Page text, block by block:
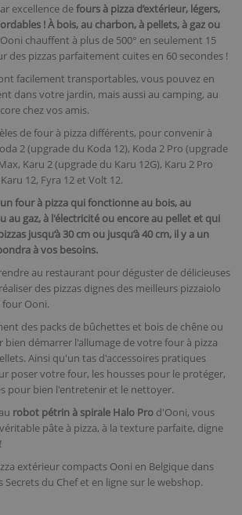
excellence defours à pizza d’extérieur, légers,
! À bois, au charbon, à pellets, à gaz ou
chauffent à plus de 500° en seulement 15
des pizzas parfaitement cuites en 60 secondes !
facilement transportables, vous pouvez en
dans votre jardin, mais aussi au camping, au
chez vos amis.
de four à pizza différents, pour convenir à
2 (upgrade du Koda 12), Koda 2 Pro (upgrade
Karu 2 (upgrade du Karu 12G), Karu 2 Pro
12, Fyra 12 et Volt 12.
four à pizza qui fonctionne au bois, au
au gaz, à l'électricité ou encore au pellet et qui
jusqu’à 30 cm ou jusqu’à 40 cm, il y a un
à vos besoins.
au restaurant pour déguster de délicieuses
des pizzas dignes des meilleurs pizzaiolo
four Ooni.
des packs de bûchettes et bois de chêne ou
bien démarrer l'allumage de votre four à pizza
Ainsi qu'un tas d'accessoires pratiques
poser votre four, les housses pour le protéger,
pour bien l'entretenir et le nettoyer.
robot pétrin à spirale Halo Pro d'Ooni, vous
pâte à pizza, à la texture parfaite, digne
extérieur compacts Ooni en Belgique dans
Secrets du Chef et en ligne sur le webshop.